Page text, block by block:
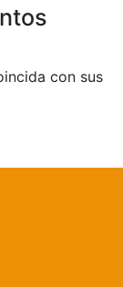
con sus